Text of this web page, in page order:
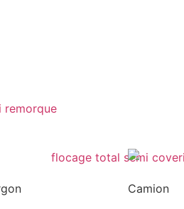
remorque
Camion